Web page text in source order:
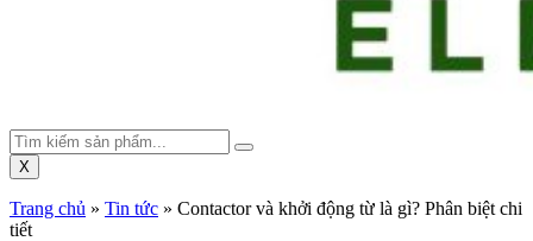
X
Trang chủ » Tin tức » Contactor và khởi động từ là gì? Phân biệt chi
tiết